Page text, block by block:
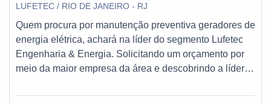
LUFETEC / RIO DE JANEIRO - RJ
Quem procura por manutenção preventiva geradores de
energia elétrica, achará na líder do segmento Lufetec
Engenharia & Energia. Solicitando um orçamento por
meio da maior empresa da área e descobrindo a líder
GERADORES DE ENERGIA ELÉTRICASe alguém